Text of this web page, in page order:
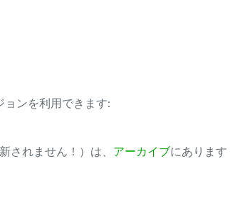
ョンを利用できます:
されません！）は、 アーカイブにあります